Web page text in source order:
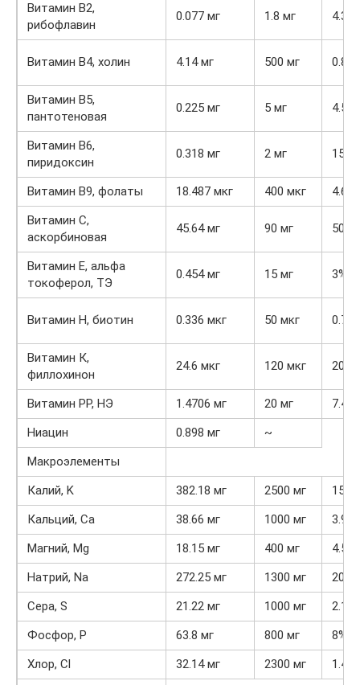
Витамин В2,
рибофлавин
0.077 мг 1.8 мг 4.3%
Витамин В4, холин 4.14 мг 500 мг 0.8%
Витамин В5,
пантотеновая
0.225 мг 5 мг 4.5%
Витамин В6,
пиридоксин
0.318 мг 2 мг
Витамин В9, фолаты 18.487 мкг 400 мкг
4.6%
Витамин C,
аскорбиновая
45.64 мг 90 мг
Витамин Е, альфа
токоферол, ТЭ
0.454 мг 15 мг 3%
Витамин Н, биотин 0.336 мкг 50 мкг 0.7%
Витамин К,
филлохинон
24.6 мкг 120 мкг
Витамин РР, НЭ 1.4706 мг 20 мг
7.4%
Ниацин
0.898 мг
~
Макроэлементы
Калий, K
382.18 мг 2500 мг
Кальций, Ca
38.66 мг 1000 мг
3.9%
Магний, Mg
18.15 мг 400 мг
4.5%
Натрий, Na
272.25 мг 1300 мг
Сера, S
21.22 мг 1000 мг
2.1%
Фосфор, P
63.8 мг 800 мг
8%
Хлор, Cl
32.14 мг 2300 мг
1.4%